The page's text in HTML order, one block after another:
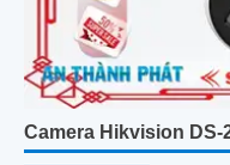
Camera Hikvision